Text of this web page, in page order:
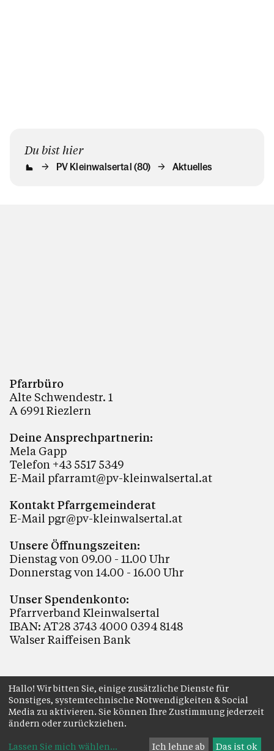
Du bist hier
PV Kleinwalsertal (80) Aktuelles
Pfarrbüro
Alte Schwendestr. 1
A 6991 Riezlern
Deine Ansprechpartnerin:
Mela Gapp
Telefon +43 5517 5349
E-Mail pfarramt@pv-kleinwalsertal.at
Kontakt Pfarrgemeinderat
E-Mail pgr@pv-kleinwalsertal.at
Unsere Öffnungszeiten:
Dienstag von 09.00 - 11.00 Uhr
Donnerstag von 14.00 - 16.00 Uhr
Unser Spendenkonto:
Pfarrverband Kleinwalsertal
IBAN: AT28 3743 4000 0394 8148
Walser Raiffeisen Bank
ImpressumDatenschutz Anmelden
Hallo! Wir bitten Sie, einige zusätzliche Dienste für
Sonstiges, systemtechnische Notwendigkeiten & Social
Media zu aktivieren. Sie können Ihre Zustimmung jederzeit
ändern oder zurückziehen.
Lassen Sie mich wählen... Ich lehne ab Das ist ok